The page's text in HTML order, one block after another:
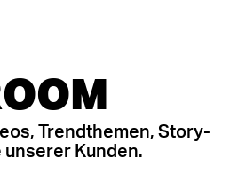
Trendthemen, Story-
unserer Kunden.